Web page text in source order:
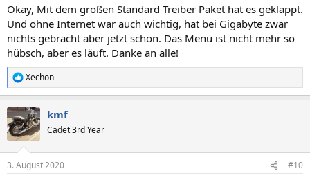
Okay, Mit dem großen Standard Treiber Paket hat es geklappt.
Und ohne Internet war auch wichtig, hat bei Gigabyte zwar
nichts gebracht aber jetzt schon. Das Menü ist nicht mehr so
hübsch, aber es läuft. Danke an alle!
R
e
k
t
i
e
Xechon
kmf
Cadet 3rd Year
3. August 2020 #10